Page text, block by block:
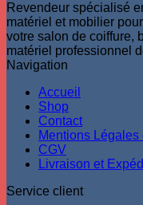
Revendeur spécialisé
matériel et mobilier
votre salon de coiffure,
matériel professionnel
Navigation
Accueil
Shop
Contact
Mentions
CGV
Livraison et
Service client